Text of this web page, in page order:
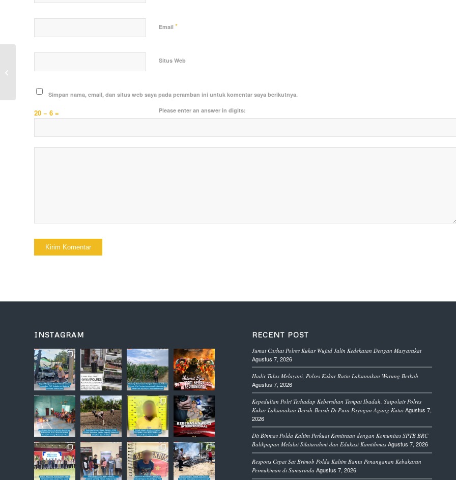
Email *
Situs Web
Simpan nama, email, dan situs web saya pada peramban ini untuk komentar saya berikutnya.
Please enter an answer in digits:
20 − 6 =
INSTAGRAM RECENT POST
Jumat Curhat Polres Kukar Wujud Jalin Kedekatan Dengan Masyarakat
Agustus 7, 2026
Hadir Tulus Melayani, Polres Kukar Rutin Laksanakan Warung Berkah
Agustus 7, 2026
Kepedulian Polri Terhadap Kebersihan Tempat Ibadah, Satpolair Polres
Kukar Laksanakan Bersih-Bersih Di Pura Payogan Agung Kutai Agustus 7,
2026
Dit Binmas Polda Kaltim Perkuat Kemitraan dengan Komunitas SPTB BRC
Balikpapan Melalui Silaturahmi dan Edukasi Kamtibmas Agustus 7, 2026
Respons Cepat Sat Brimob Polda Kaltim Bantu Penanganan Kebakaran
Permukiman di Samarinda Agustus 7, 2026